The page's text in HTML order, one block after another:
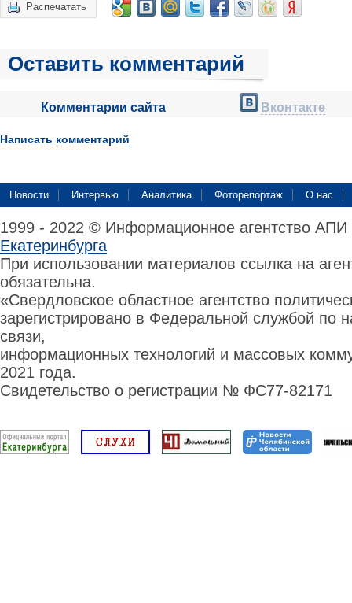
Распечатать
Оставить комментарий
Комментарии сайта Вконтакте
Написать комментарий
Новости Интервью Аналитика Фоторепортаж О нас
1999 - 2022 © Информационное агентство
Екатеринбурга
При использовании материалов ссылка на
обязательна.
«Свердловское областное агентство
зарегистрировано в Федеральной службой по
связи,
информационных технологий и массовых
2021 года.
Свидетельство о регистрации № ФС77-82171